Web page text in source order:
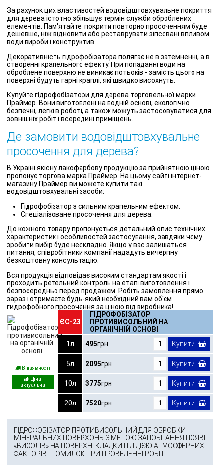
За рахунок цих властивостей водовідштовхувальне покриття
для дерева істотно збільшує термін служби оброблених
елементів. Пам'ятайте: покрити повторно просоченням буде
дешевше, ніж відновити або реставрувати зіпсовані впливом
води вироби і конструктив.
Декоративність гідрофобізатора полягає не в затемненні, а в
створенні крапельного ефекту. При попаданні води на
оброблене поверхню не виникає потьоків - замість цього на
поверхні будуть гарні краплі, які швидко висохнуть.
Купуйте гідрофобізатори для дерева торговельної марки
Праймер. Вони виготовлені на водній основі, екологічно
безпечні, легкі в роботі, а також можуть застосовуватися для
зовнішніх робіт і всередині приміщень.
Де замовити водовідштовхувальне
просочення для дерева?
В Україні якісну лакофарбову продукцію за прийнятною ціною
пропонує торгова марка Праймер. На цьому сайті інтернет-
магазину Праймер ви можете купити такі
водовідштовхувальні засоби:
Гідрофобізатор з сильним крапельним ефектом.
Спеціалізоване просочення для дерева.
До кожного товару пропонується детальний опис технічних
характеристик і особливостей застосування, завдяки чому
зробити вибір буде нескладно. Якщо у вас залишаться
питання, співробітники компанії нададуть вичерпну
безкоштовну консультацію.
Вся продукція відповідає високим стандартам якості і
проходить ретельний контроль на етапі виготовлення і
безпосередньо перед продажем. Робіть замовлення прямо
зараз і отримаєте будь-який необхідний вам об'єм
гидрофобного просочення за ціною від виробника!
В наявності
ЄС-23
ГІДРОФОБІЗАТОР
ПРОТИВИСОЛЬНИЙ НА
ОРГАНІЧНІЙ ОСНОВІ
1л
495грн Купити
5л 2095грн Купити
10л 3775грн Купити
20л 7520грн Купити
ГІДРОФОБІЗАТОР ПРОТИВИСОЛЬНИЙ ДЛЯ ОБРОБКИ
МІНЕРАЛЬНИХ ПОВЕРХОНЬ З МЕТОЮ ЗАПОБІГАННЯ ПОЯВІ
«ВИСОЛІВ» НА ПОВЕРХНІ КЛАДКИ ПІД ДІЄЮ АТМОСФЕРНИХ
ФАКТОРІВ І ПОМИЛОК ПРИ ПРОВЕДЕННІ РОБІТ